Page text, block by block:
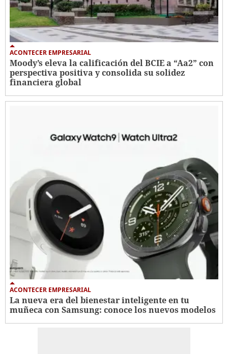
ACONTECER EMPRESARIAL
Moody’s eleva la calificación del BCIE a “Aa2” con
perspectiva positiva y consolida su solidez
financiera global
ACONTECER EMPRESARIAL
La nueva era del bienestar inteligente en tu
muñeca con Samsung: conoce los nuevos modelos